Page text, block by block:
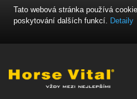
Tato webová stránka používá
poskytování dalších funkcí. Detaily